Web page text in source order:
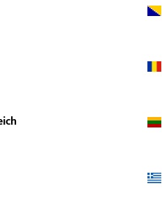
1 | Drückerstift | Drückerstift GT
0-1 | Drückerstift | Drückerstift